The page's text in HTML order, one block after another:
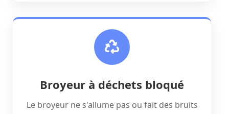
Broyeur à déchets bloqué
Le broyeur ne s'allume pas ou fait des bruits